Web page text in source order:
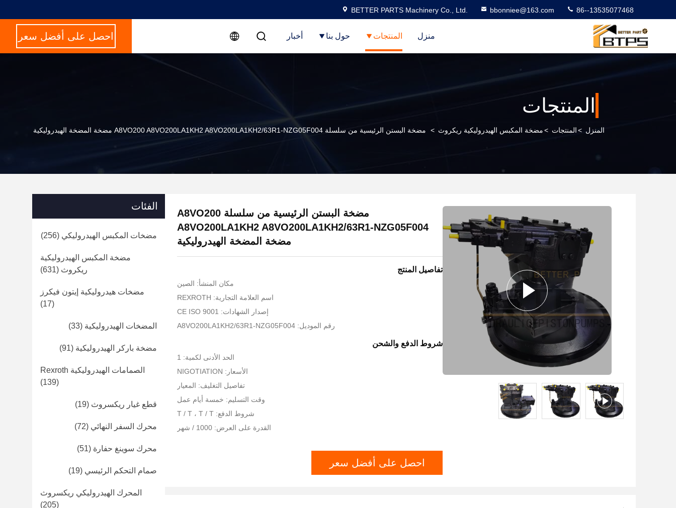
BETTER PARTS Machinery Co., Ltd. bbonniee@163.com 86--13535077468
منزل المنتجات حول بنا أخبار احصل على أفضل سعر
المنتجات
المنزل >المنتجات >مضخة المكبس الهيدروليكية ريكروث > مضخة البستن الرئيسية من سلسلة A8VO200 A8VO200LA1KH2 A8VO200LA1KH2/63R1-NZG05F004 مضخة المضخة الهيدروليكية
مضخة البستن الرئيسية من سلسلة A8VO200
A8VO200LA1KH2 A8VO200LA1KH2/63R1-NZG05F004
مضخة المضخة الهيدروليكية
تفاصيل المنتج
مكان المنشأ: الصين
اسم العلامة التجارية: REXROTH
إصدار الشهادات: CE ISO 9001
رقم الموديل: A8VO200LA1KH2/63R1-NZG05F004
شروط الدفع والشحن
الحد الأدنى لكمية: 1
الأسعار: NIGOTIATION
تفاصيل التغليف: المعيار
وقت التسليم: خمسة أيام عمل
شروط الدفع: T / T ، T / T
القدرة على العرض: 1000 / شهر
احصل على أفضل سعر
الفئات
مضخات المكبس الهيدروليكي (256)
مضخة المكبس الهيدروليكية
ريكروث (631)
مضخات هيدروليكية إيتون فيكرز
(17)
المضخات الهيدروليكية (33)
مضخة باركر الهيدروليكية (91)
الصمامات الهيدروليكية Rexroth
(139)
قطع غيار ريكسروث (19)
محرك السفر النهائي (72)
محرك سوينغ حفارة (51)
صمام التحكم الرئيسي (19)
المحرك الهيدروليكي ريكسروث
(205)